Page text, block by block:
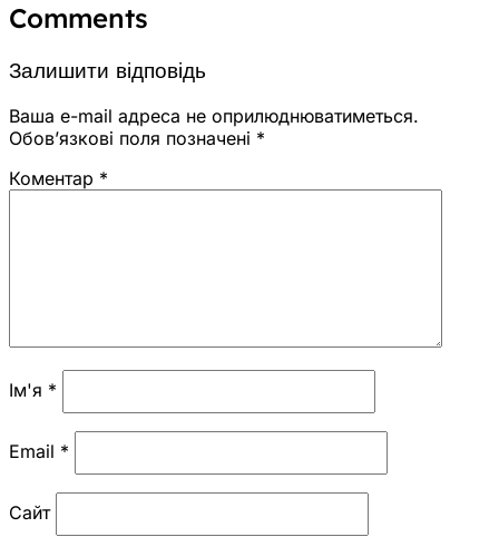
Comments
Залишити відповідь
Ваша e-mail адреса не оприлюднюватиметься.
Обов’язкові поля позначені *
Коментар *
Ім'я *
Email *
Сайт